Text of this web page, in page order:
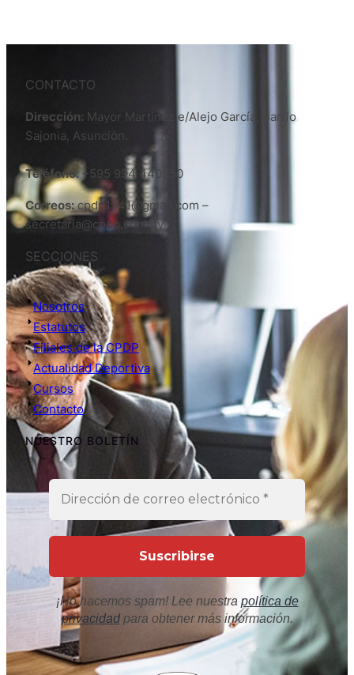
CONTACTO
Dirección: Mayor Martinez e/Alejo García, Barrio
Sajonia, Asunción.
Teléfono:+595 994 440950
Correos:cpdp1941@gmail.com –
secretaria@cpdp.com.py
SECCIONES
Nosotros
Estatutos
Filiales de la CPDP
Actualidad Deportiva
Cursos
Contacto
NUESTRO BOLETÍN
¡No hacemos spam! Lee nuestra política de
privacidadpara obtener más información.